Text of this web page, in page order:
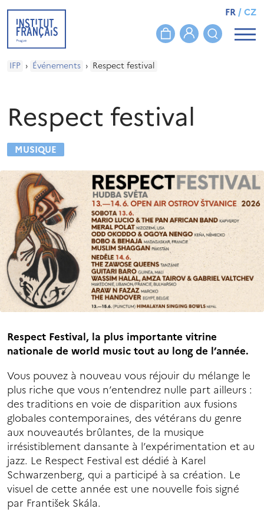
FR/CZ
IFP › Événements › Respect festival
Respect festival
MUSIQUE
Respect Festival, la plus importante vitrine
nationale de world music tout au long de l’année.
Vous pouvez à nouveau vous réjouir du mélange le
plus riche que vous n’entendrez nulle part ailleurs :
des traditions en voie de disparition aux fusions
globales contemporaines, des vétérans du genre
aux nouveautés brûlantes, de la musique
irrésistiblement dansante à l’expérimentation et au
jazz. Le Respect Festival est dédié à Karel
Schwarzenberg, qui a participé à sa création. Le
visuel de cette année est une nouvelle fois signé
par František Skála.